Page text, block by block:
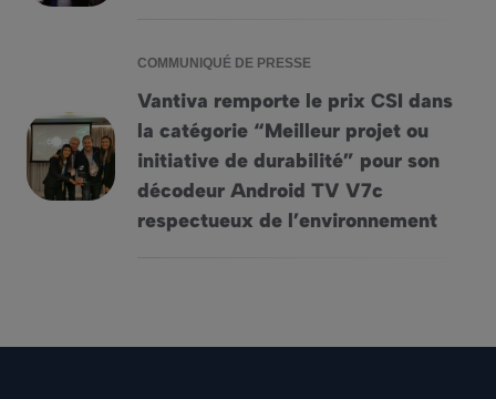
COMMUNIQUÉ DE PRESSE
Vantiva remporte le prix CSI dans
la catégorie “Meilleur projet ou
initiative de durabilité” pour son
décodeur Android TV V7c
respectueux de l’environnement
Vantiva remporte le prix CSI dans la catégorie “Meilleur